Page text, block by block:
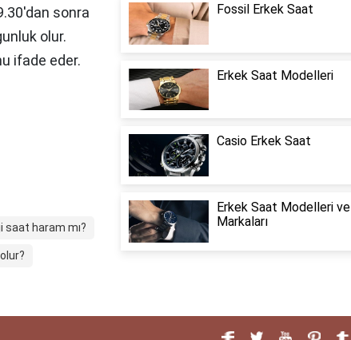
sonra
olur.
ifade eder.
saat haram mı?
Fossil Erkek Saat
Erkek Saat Modelleri
Casio Erkek Saat
Erkek Saat Modelleri ve
Markaları